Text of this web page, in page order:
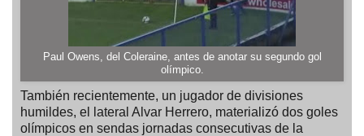
Paul Owens, del Coleraine, antes de anotar su segundo gol
olímpico.
También recientemente, un jugador de divisiones
humildes, el lateral Alvar Herrero, materializó dos goles
olímpicos en sendas jornadas consecutivas de la